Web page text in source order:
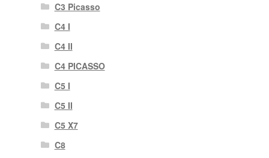
C3 Picasso
C4 I
C4 II
C4 PICASSO
C5 I
C5 II
C5 X7
C8